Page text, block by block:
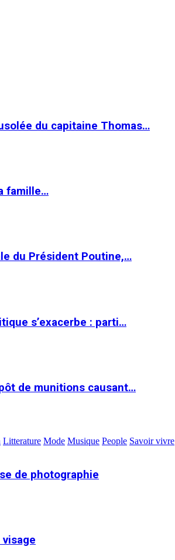
du capitaine Thomas…
famille…
du Président Poutine,…
s’exacerbe : parti…
de munitions causant…
Litterature Mode Musique People Savoir vivre
de photographie